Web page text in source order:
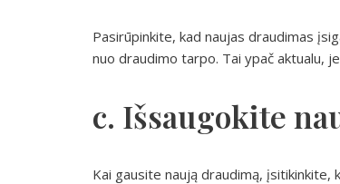
Pasirūpinkite, kad naujas draudimas
nuo draudimo tarpo. Tai ypač aktualu,
c. Išsaugokite
Kai gausite naują draudimą,